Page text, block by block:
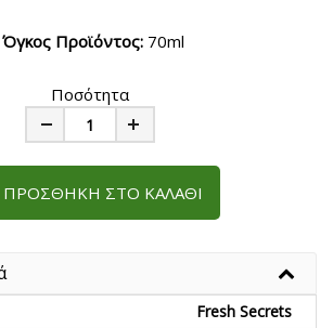
Όγκος Προϊόντος:70ml
Ποσότητα
Plus
ΠΡΟΣΘΉΚΗ ΣΤΟ ΚΑΛΆΘΙ
Fresh Secrets